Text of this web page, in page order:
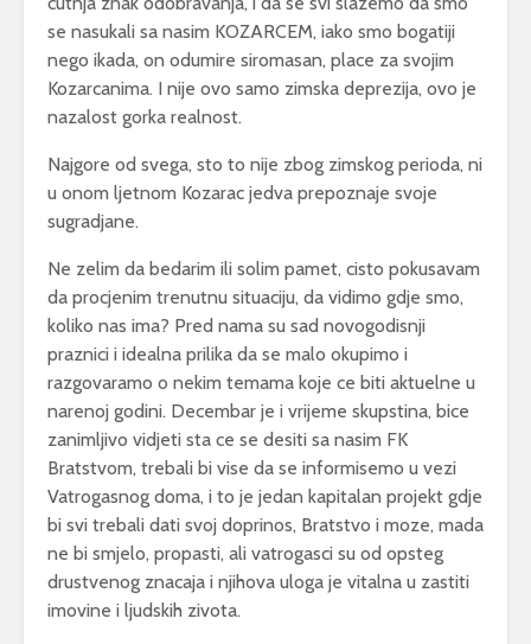
se nasukali sa nasim KOZARCEM, iako smo bogatiji
nego ikada, on odumire siromasan, place za svojim
Kozarcanima. I nije ovo samo zimska deprezija, ovo je
nazalost gorka realnost.
Najgore od svega, sto to nije zbog zimskog perioda, ni
u onom ljetnom Kozarac jedva prepoznaje svoje
sugradjane.
Ne zelim da bedarim ili solim pamet, cisto pokusavam
da procjenim trenutnu situaciju, da vidimo gdje smo,
koliko nas ima? Pred nama su sad novogodisnji
praznici i idealna prilika da se malo okupimo i
razgovaramo o nekim temama koje ce biti aktuelne u
narenoj godini. Decembar je i vrijeme skupstina, bice
zanimljivo vidjeti sta ce se desiti sa nasim FK
Bratstvom, trebali bi vise da se informisemo u vezi
Vatrogasnog doma, i to je jedan kapitalan projekt gdje
bi svi trebali dati svoj doprinos, Bratstvo i moze, mada
ne bi smjelo, propasti, ali vatrogasci su od opsteg
drustvenog znacaja i njihova uloga je vitalna u zastiti
imovine i ljudskih zivota.